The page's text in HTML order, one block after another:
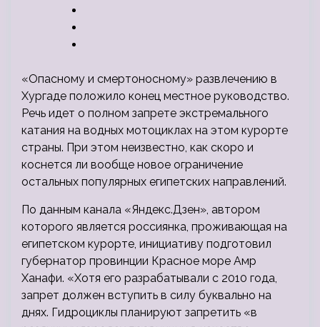
«Опасному и смертоносному» развлечению в
Хургаде положило конец местное руководство.
Речь идет о полном запрете экстремального
катания на водных мотоциклах на этом курорте
страны. При этом неизвестно, как скоро и
коснется ли вообще новое ограничение
остальных популярных египетских направлений.
По данным канала «Яндекс.Дзен», автором
которого является россиянка, проживающая на
египетском курорте, инициативу подготовил
губернатор провинции Красное море Амр
Ханафи. «Хотя его разрабатывали с 2010 года,
запрет должен вступить в силу буквально на
днях. Гидроциклы планируют запретить «в